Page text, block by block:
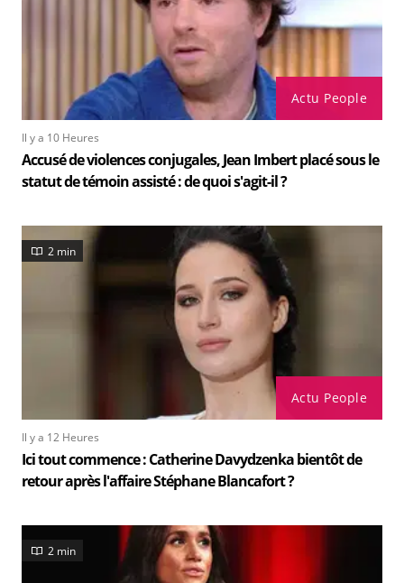
Actu People
Il y a 10 Heures
Accusé de violences conjugales, Jean Imbert placé sous le
statut de témoin assisté : de quoi s'agit-il ?
Actu People
2 min
Il y a 12 Heures
Ici tout commence : Catherine Davydzenka bientôt de
retour après l'affaire Stéphane Blancafort ?
2 min